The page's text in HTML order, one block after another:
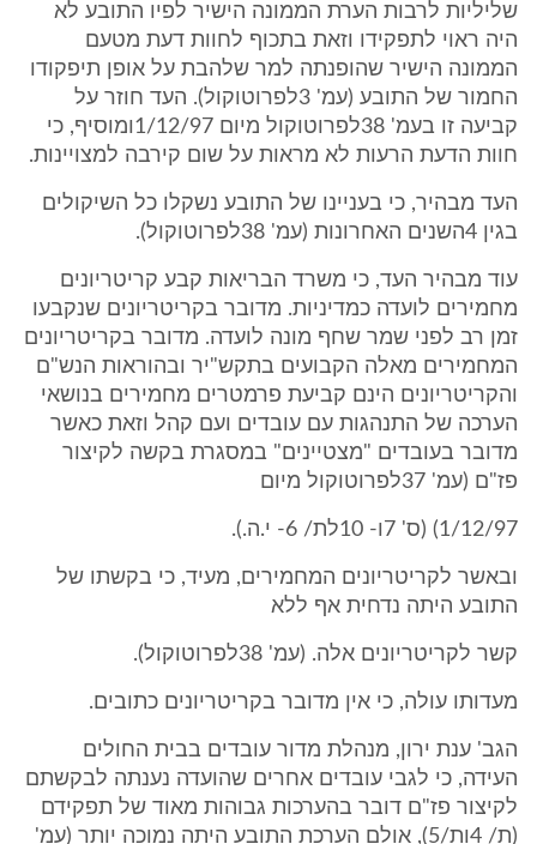
שליליות לרבות הערת הממונה הישיר לפיו התובע לא
היה ראוי לתפקידו וזאת בתכוף לחוות דעת מטעם
הממונה הישיר שהופנתה למר שלהבת על אופן תיפקודו
החמור של התובע (עמ' 3לפרוטוקול). העד חוזר על
קביעה זו בעמ' 38לפרוטוקול מיום 1/12/97ומוסיף, כי
חוות הדעת הרעות לא מראות על שום קירבה למצויינות.
העד מבהיר, כי בעניינו של התובע נשקלו כל השיקולים
בגין 4השנים האחרונות (עמ' 38לפרוטוקול).
עוד מבהיר העד, כי משרד הבריאות קבע קריטריונים
מחמירים לועדה כמדיניות. מדובר בקריטריונים שנקבעו
זמן רב לפני שמר שחף מונה לועדה. מדובר בקריטריונים
המחמירים מאלה הקבועים בתקש"יר ובהוראות הנש"ם
והקריטריונים הינם קביעת פרמטרים מחמירים בנושאי
הערכה של התנהגות עם עובדים ועם קהל וזאת כאשר
מדובר בעובדים "מצטיינים" במסגרת בקשה לקיצור
פז"ם (עמ' 37לפרוטוקול מיום
1/12/97) (ס' 7ו- 10לת/ 6- י.ה.).
ובאשר לקריטריונים המחמירים, מעיד, כי בקשתו של
התובע היתה נדחית אף ללא
קשר לקריטריונים אלה. (עמ' 38לפרוטוקול).
מעדותו עולה, כי אין מדובר בקריטריונים כתובים.
הגב' ענת ירון, מנהלת מדור עובדים בבית החולים
העידה, כי לגבי עובדים אחרים שהועדה נענתה לבקשתם
לקיצור פז"ם דובר בהערכות גבוהות מאוד של תפקידם
(ת/ 4ות/5), אולם הערכת התובע היתה נמוכה יותר (עמ'